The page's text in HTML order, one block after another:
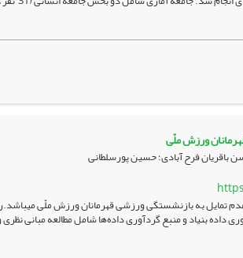
ورزش ملّی
باقریان فرح آبادی؛ حسین پورسلطانی
به بازنشستگی ورزشی قهرمانان ورزش ملّی
بنیاد و منبع گردآوری داده‌ها شامل مطالعه مبانی